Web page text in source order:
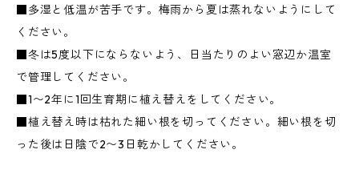
■多湿と低温が苦手です。梅雨から夏は蒸れないようにして
ください。
■冬は5度以下にならないよう、日当たりのよい窓辺か温室
で管理してください。
■1〜2年に1回生育期に植え替えをしてください。
■植え替え時は枯れた細い根を切ってください。細い根を切
った後は日陰で2〜3日乾かしてください。